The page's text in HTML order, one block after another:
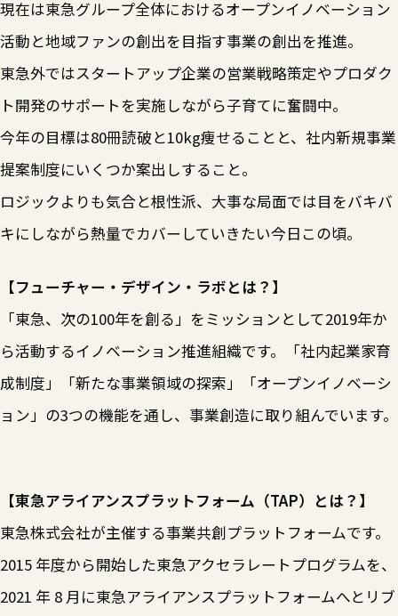
現在は東急グループ全体におけるオープンイノベーション
活動と地域ファンの創出を目指す事業の創出を推進。
東急外ではスタートアップ企業の営業戦略策定やプロダク
ト開発のサポートを実施しながら子育てに奮闘中。
今年の目標は80冊読破と10kg痩せることと、社内新規事業
提案制度にいくつか案出しすること。
ロジックよりも気合と根性派、大事な局面では目をバキバ
キにしながら熱量でカバーしていきたい今日この頃。
【フューチャー・デザイン・ラボとは？】
「東急、次の100年を創る」をミッションとして2019年か
ら活動するイノベーション推進組織です。「社内起業家育
成制度」「新たな事業領域の探索」「オープンイノベーシ
ョン」の3つの機能を通し、事業創造に取り組んでいます。
【東急アライアンスプラットフォーム（TAP）とは？】
東急株式会社が主催する事業共創プラットフォームです。
2015 年度から開始した東急アクセラレートプログラムを、
2021 年 8 月に東急アライアンスプラットフォームへとリブ